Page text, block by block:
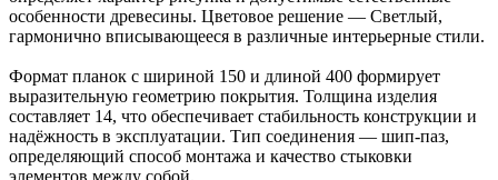
особенности древесины. Цветовое решение — Светлый,
гармонично вписывающееся в различные интерьерные стили.
Формат планок с шириной 150 и длиной 400 формирует
выразительную геометрию покрытия. Толщина изделия
составляет 14, что обеспечивает стабильность конструкции и
надёжность в эксплуатации. Тип соединения — шип-паз,
определяющий способ монтажа и качество стыковки
элементов между собой.